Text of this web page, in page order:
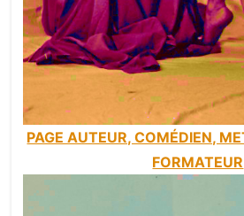
PAGE AUTEUR, COMÉDIEN,
FORMATEUR